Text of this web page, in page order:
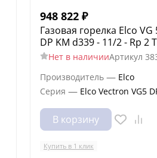
948 822 ₽
Газовая горелка Elco VG
DP KM d339 - 11/2 - Rp 2
Нет в наличииАртикул
Производитель — Elco
Серия — Elco Vectron VG5
В корзину
Купить в 1 клик